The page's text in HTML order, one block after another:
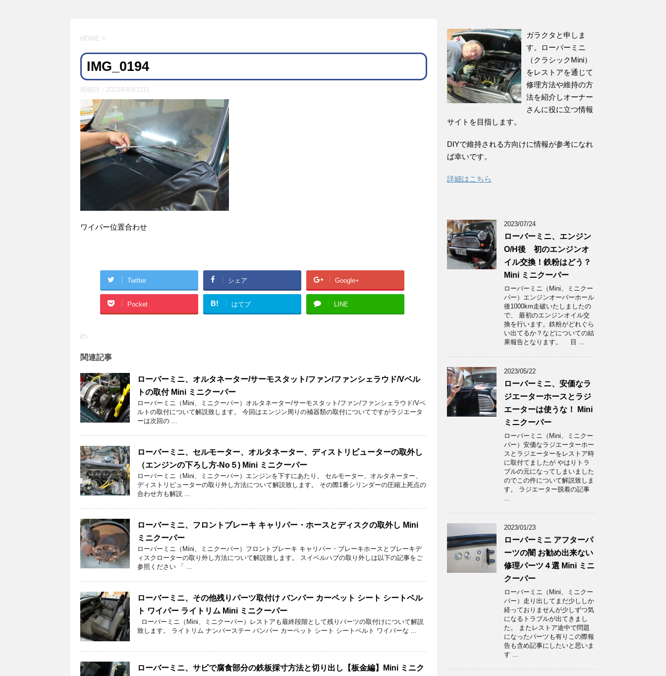
HOME >
IMG_0194
投稿日： 2022年8月21日
ワイパー位置合わせ
Twitter シェア Google+
Pocket B! はてブ LINE
-
関連記事
ローバーミニ、オルタネーター/サーモスタット/ファン/ファンシェラウド/Vベル
トの取付 Mini ミニクーパー
ローバーミニ（Mini、ミニクーパー）オルタネーター/サーモスタット/ファン/ファンシェラウド/Vベ
ルトの取付について解説致します。 今回はエンジン周りの補器類の取付についてですがラジエータ
ーは次回の ...
ローバーミニ、セルモーター、オルタネーター、ディストリビューターの取外し
（エンジンの下ろし方-No５) Mini ミニクーパー
ローバーミニ（Mini、ミニクーパー）エンジンを下すにあたり、 セルモーター、オルタネーター、
ディストリビューターの取り外し方法について解説致します。 その際1番シリンダーの圧縮上死点の
合わせ方も解説 ...
ローバーミニ、フロントブレーキ キャリパー・ホースとディスクの取外し Mini
ミニクーパー
ローバーミニ（Mini、ミニクーパー）フロントブレーキ キャリパー・ブレーキホースとブレーキデ
ィスクローターの取り外し方法について解説致します。 スイベルハブの取り外しは以下の記事をご
参照ください 「 ...
ローバーミニ、その他残りパーツ取付け バンパー カーペット シート シートベル
ト ワイパー ライトリム Mini ミニクーパー
ローバーミニ（Mini、ミニクーパー）レストアも最終段階として残りパーツの取付けについて解説
致します。 ライトリム ナンバーステー バンパー カーペット シート シートベルト ワイパーな ...
ローバーミニ、サビで腐食部分の鉄板採寸方法と切り出し【板金編】Mini ミニク
ガラクタと申しま
す。ローバーミニ
（クラシックMini）
をレストアを通じて
修理方法や維持の方
法を紹介しオーナー
さんに役に立つ情報
サイトを目指します。
DIYで維持される方向けに情報が参考になれ
ば幸いです。
詳細はこちら
2023/07/24
ローバーミニ、エンジン
O/H後 初のエンジンオ
イル交換！鉄粉はどう？
Mini ミニクーパー
ローバーミニ（Mini、ミニクー
パー）エンジンオーバーホール
後1000km走破いたしましたの
で、 最初のエンジンオイル交
換を行います。鉄粉がどれぐら
い出てるか？などについての結
果報告となります。 目 ...
2023/05/22
ローバーミニ、安価なラ
ジエーターホースとラジ
エーターは使うな！ Mini
ミニクーパー
ローバーミニ（Mini、ミニクー
パー）安価なラジエーターホー
スとラジエーターをレストア時
に取付てましたが やはりトラ
ブルの元になってしまいました
のでこの件について解説致しま
す。 ラジエーター脱着の記事
...
2023/01/23
ローバーミニ アフターパ
ーツの闇 お勧め出来ない
修理パーツ４選 Mini ミニ
クーパー
ローバーミニ（Mini、ミニクー
パー）走り出してまだ少ししか
経っておりませんが少しずつ気
になるトラブルが出てきまし
た。 またレストア途中で問題
になったパーツも有りこの際報
告も含め記事にしたいと思いま
す ...